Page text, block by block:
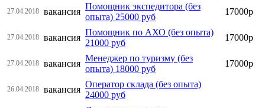
27.04.2018 вакансия
Помощник экспедитора (без
опыта) 25000 руб
17000р
27.04.2018 вакансия
Помощник по АХО (без опыта)
21000 руб
17000р
27.04.2018 вакансия
Менеджер по туризму (без
опыта) 18000 руб
17000р
26.04.2018 вакансия
Оператор склада (без опыта)
24000 руб